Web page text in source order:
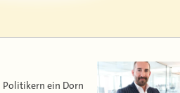
Politikern ein Dorn